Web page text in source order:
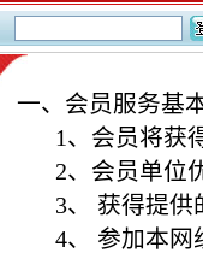
一、会员服务基
1、会员将获
2、会员单位
3、
获得提供
4、
参加本网